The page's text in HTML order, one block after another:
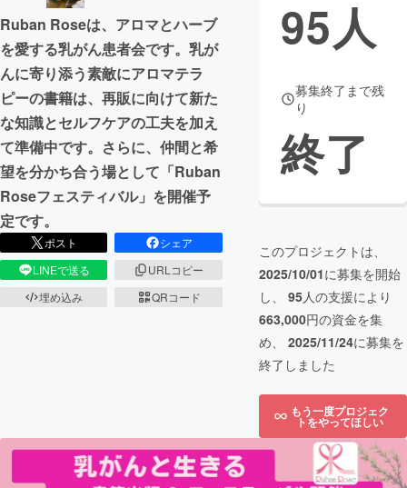
Ruban Roseは、アロマとハーブ
を愛する乳がん患者会です。乳が
んに寄り添う素敵にアロマテラ
ピーの書籍は、再販に向けて新た
な知識とセルフケアの工夫を加え
て準備中です。さらに、仲間と希
望を分かち合う場として「Ruban
Roseフェスティバル」を開催予
定です。
ポスト
シェア
LINEで送る
URLコピー
埋め込み
QRコード
95人
募集終了まで残
り
終了
このプロジェクトは、
2025/10/01に募集を開始
し、 95人の支援により
663,000円の資金を集
め、 2025/11/24に募集を
終了しました
もう一度プロジェク
トをやってほしい